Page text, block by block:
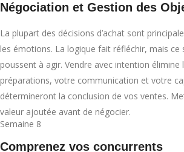
Négociation et Gestion des
La plupart des décisions d’achat sont
les émotions. La logique fait réfléchir, mais
poussent à agir. Vendre avec intention élimine
préparations, votre communication et votre
détermineront la conclusion de vos ventes.
valeur ajoutée avant de négocier.
Semaine 8
Comprenez vos concurrents